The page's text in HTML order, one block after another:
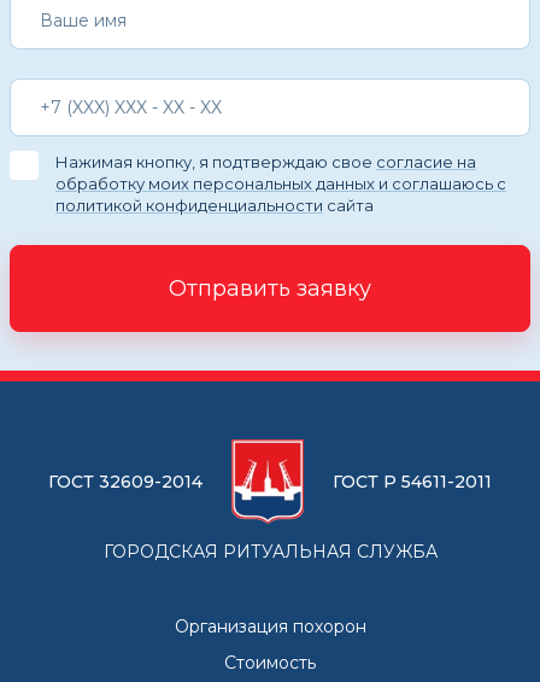
Нажимая кнопку, я подтверждаю свое согласие на
обработку моих персональных данных и соглашаюсь с
политикой конфиденциальности сайта
Отправить заявку
ГОСТ 32609-2014 ГОСТ Р 54611-2011
ГОРОДСКАЯ РИТУАЛЬНАЯ СЛУЖБА
Организация похорон
Стоимость